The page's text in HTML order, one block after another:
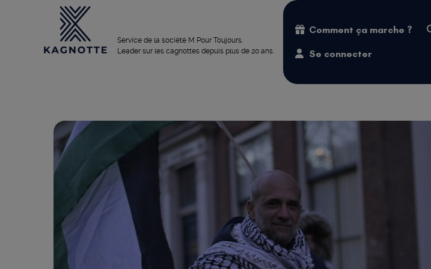
Service de la société M Pour Toujours.
Leader sur les cagnottes depuis plus de 20 ans.
Comment ça marche ?
Se connecter